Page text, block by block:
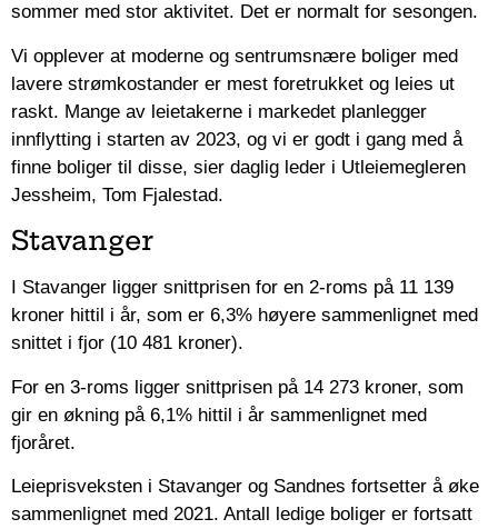
sommer med stor aktivitet. Det er normalt for sesongen.
Vi opplever at moderne og sentrumsnære boliger med
lavere strømkostander er mest foretrukket og leies ut
raskt. Mange av leietakerne i markedet planlegger
innflytting i starten av 2023, og vi er godt i gang med å
finne boliger til disse, sier daglig leder i Utleiemegleren
Jessheim, Tom Fjalestad.
Stavanger
I Stavanger ligger snittprisen for en 2-roms på 11 139
kroner hittil i år, som er 6,3% høyere sammenlignet med
snittet i fjor (10 481 kroner).
For en 3-roms ligger snittprisen på 14 273 kroner, som
gir en økning på 6,1% hittil i år sammenlignet med
fjoråret.
Leieprisveksten i Stavanger og Sandnes fortsetter å øke
sammenlignet med 2021. Antall ledige boliger er fortsatt